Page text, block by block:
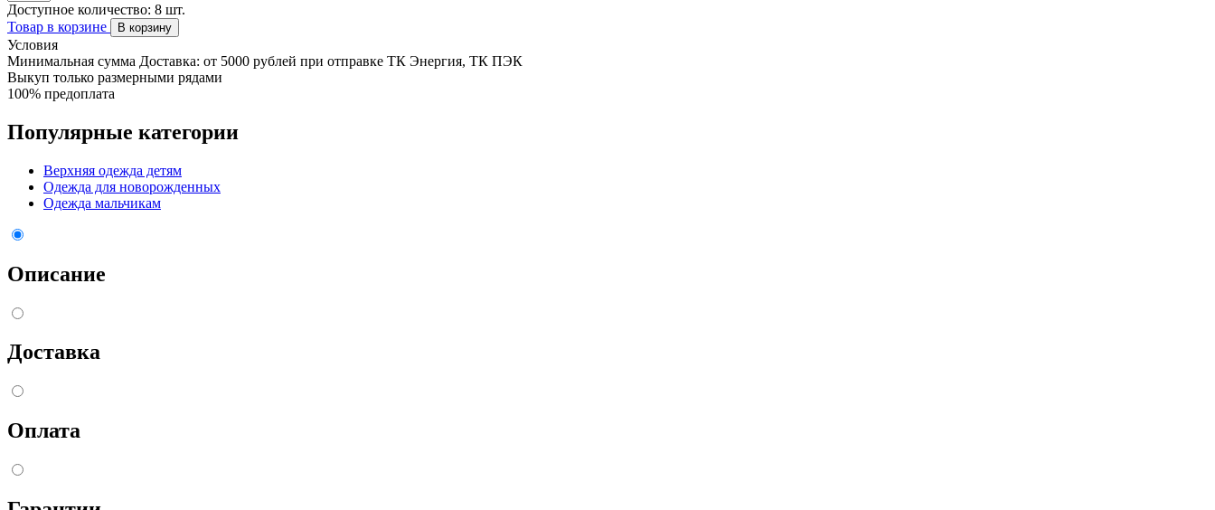
Доступное количество: 8 шт.
Товар в корзине
В корзину
Условия
Минимальная сумма Доставка: от 5000 рублей при отправке ТК Энергия, ТК ПЭК
Выкуп только размерными рядами
100% предоплата
Популярные категории
Верхняя одежда детям
Одежда для новорожденных
Одежда мальчикам
Описание
Доставка
Оплата